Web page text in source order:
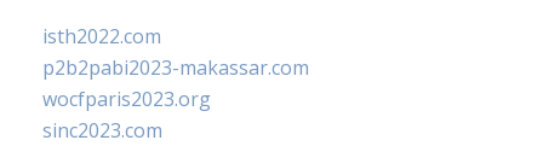
isth2022.com
p2b2pabi2023-makassar.com
wocfparis2023.org
sinc2023.com